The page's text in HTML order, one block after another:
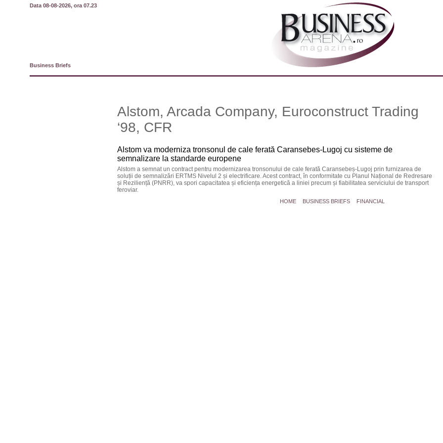
Data 08-08-2026, ora 07.23
Business Briefs
Alstom, Arcada Company, Euroconstruct Trading
‘98, CFR
Alstom va moderniza tronsonul de cale ferată Caransebes-Lugoj cu sisteme de
semnalizare la standarde europene
Alstom a semnat un contract pentru modernizarea tronsonului de cale ferată Caransebeș-Lugoj prin furnizarea de
soluții de semnalizări ERTMS Nivelul 2 și electrificare. Acest contract, în conformitate cu Planul Național de Redresare
și Reziliență (PNRR), va spori capacitatea și eficiența energetică a liniei precum și fiabilitatea serviciului de transport
feroviar.
HOME BUSINESS BRIEFS FINANCIAL